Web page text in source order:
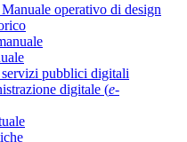
operativo di design
pubblici digitali
digitale (e-